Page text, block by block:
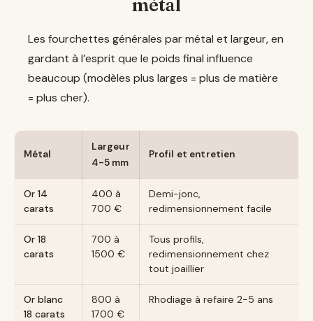
métal
Les fourchettes générales par métal et largeur, en
gardant à l’esprit que le poids final influence
beaucoup (modèles plus larges = plus de matière
= plus cher).
Métal
Largeur
4-5 mm
Profil et entretien
Or 14
carats
400 à
700 €
Demi-jonc,
redimensionnement facile
Or 18
carats
700 à
1500 €
Tous profils,
redimensionnement chez
tout joaillier
Or blanc
18 carats
800 à
1700 €
Rhodiage à refaire 2-5 ans